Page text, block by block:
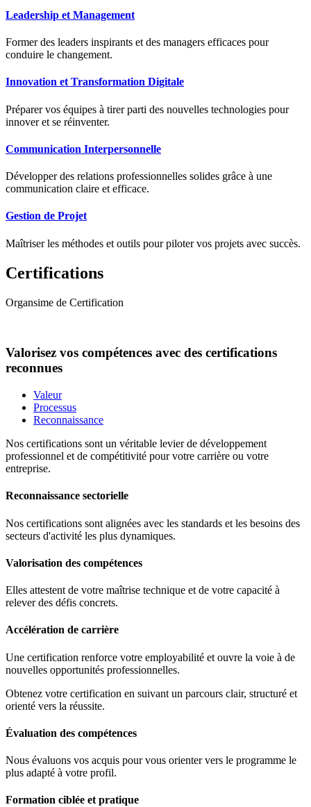
Leadership et Management
Former des leaders inspirants et des managers efficaces pour
conduire le changement.
Innovation et Transformation Digitale
Préparer vos équipes à tirer parti des nouvelles technologies pour
innover et se réinventer.
Communication Interpersonnelle
Développer des relations professionnelles solides grâce à une
communication claire et efficace.
Gestion de Projet
Maîtriser les méthodes et outils pour piloter vos projets avec succès.
Certifications
Organsime de Certification
Valorisez vos compétences avec des certifications
reconnues
Valeur
Processus
Reconnaissance
Nos certifications sont un véritable levier de développement
professionnel et de compétitivité pour votre carrière ou votre
entreprise.
Reconnaissance sectorielle
Nos certifications sont alignées avec les standards et les besoins des
secteurs d'activité les plus dynamiques.
Valorisation des compétences
Elles attestent de votre maîtrise technique et de votre capacité à
relever des défis concrets.
Accélération de carrière
Une certification renforce votre employabilité et ouvre la voie à de
nouvelles opportunités professionnelles.
Obtenez votre certification en suivant un parcours clair, structuré et
orienté vers la réussite.
Évaluation des compétences
Nous évaluons vos acquis pour vous orienter vers le programme le
plus adapté à votre profil.
Formation ciblée et pratique